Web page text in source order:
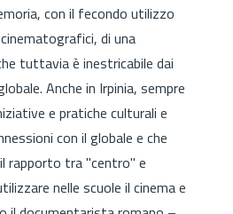
con il fecondo utilizzo
di una
tuttavia è inestricabile dai
Anche in Irpinia, sempre
e pratiche culturali e
con il globale e che
rapporto tra "centro" e
nelle scuole il cinema e